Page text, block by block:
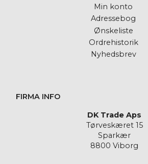
Min konto
Adressebog
Ønskeliste
Ordrehistorik
Nyhedsbrev
FIRMA INFO
DK Trade Aps
Tørveskæret 15
Sparkær
8800 Viborg